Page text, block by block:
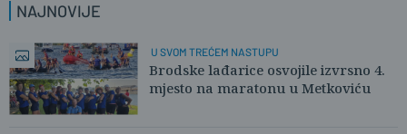
NAJNOVIJE
U SVOM TREĆEM NASTUPU
Brodske lađarice osvojile izvrsno 4.
mjesto na maratonu u Metkoviću